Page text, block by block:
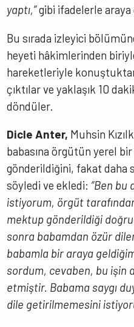
yaptı,”gibi ifadelerle araya
Bu sırada izleyici
heyeti hâkimlerinden
hareketleriyle
çıktılar ve yaklaşık 10
döndüler.
Dicle Anter, Muhsin
babasına örgütün yerel
gönderildiğini, fakat daha
söyledi ve ekledi: “Ben bu
istiyorum, örgüt
mektup gönderildiği
sonra babamdan özür
babamla bir araya
sordum, cevaben, bu işin
etmiştir. Babama saygı
dile getirilmemesini